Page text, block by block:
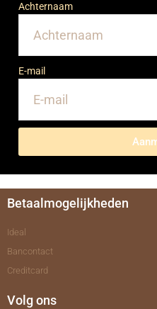
Achternaam
E-mail
Betaalmogelijkheden
Ideal
Bancontact
Creditcard
Volg ons